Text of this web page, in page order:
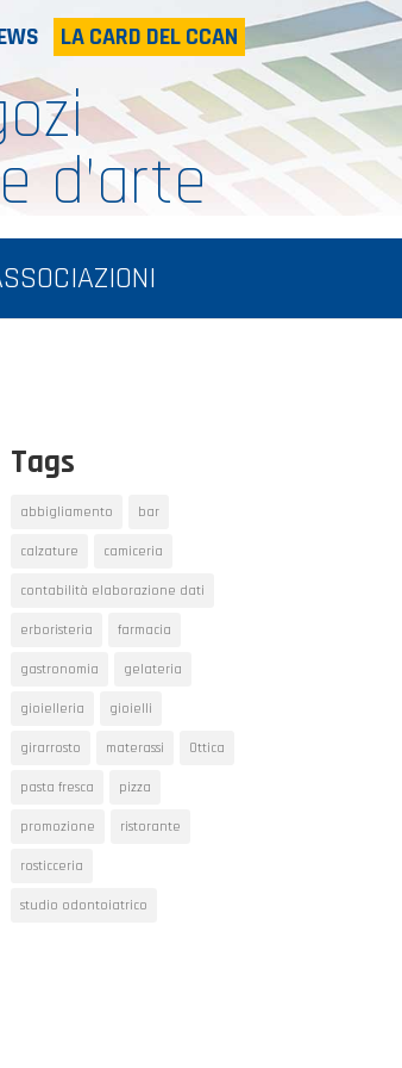
LA CARD DEL CCAN
d’arte
Tags
abbigliamento bar
calzature camiceria
contabilità elaborazione dati
erboristeria farmacia
gastronomia gelateria
gioielleria gioielli
girarrosto materassi Ottica
pasta fresca pizza
promozione ristorante
rosticceria
studio odontoiatrico